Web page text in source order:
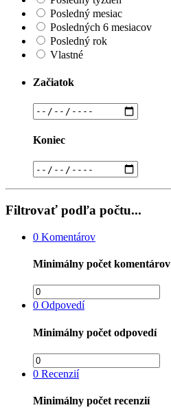
Posledný mesiac
Posledných 6 mesiacov
Posledný rok
Vlastné
Začiatok
Koniec
Filtrovať podľa počtu...
0 Komentárov
Minimálny počet komentárov
0 Odpovedí
Minimálny počet odpovedí
0 Recenzií
Minimálny počet recenzií